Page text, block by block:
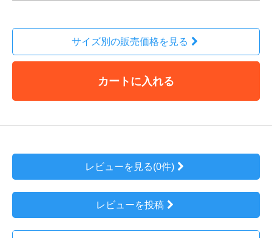
サイズ別の販売価格を見る
カートに入れる
レビューを見る(0件)
レビューを投稿